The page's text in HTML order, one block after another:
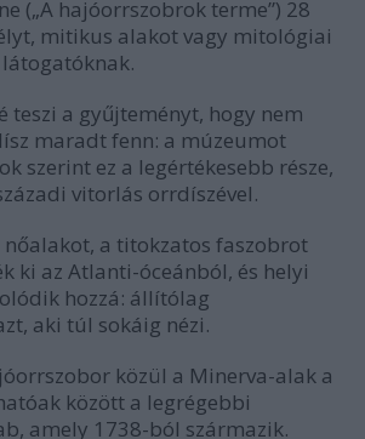
(„A hajóorrszobrok terme”) 28
mitikus alakot vagy mitológiai
teszi a gyűjteményt, hogy nem
maradt fenn: a múzeumot
szerint ez a legértékesebb része,
vitorlás orrdíszével.
nőalakot, a titokzatos faszobrot
ki az Atlanti-óceánból, és helyi
hozzá: állítólag
aki túl sokáig nézi.
közül a Minerva-alak a
között a legrégebbi
amely 1738-ból származik.